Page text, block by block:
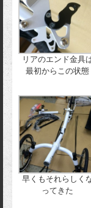
リアのエンド金具
最初からこの状態
早くもそれらしく
ってきた